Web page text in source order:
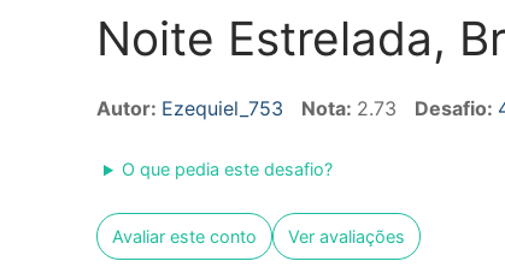
Noite Estrelada,
Autor: Ezequiel_753 Nota: 2.73 Desafio:
O que pedia este desafio?
Avaliar este conto Ver avaliações